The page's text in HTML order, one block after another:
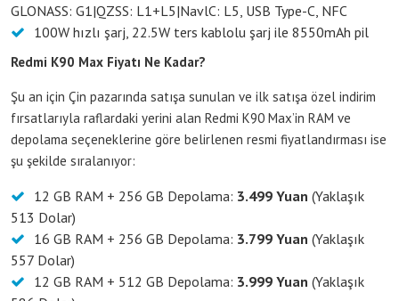
GLONASS: G1|QZSS: L1+L5|NavlC: L5, USB Type-C, NFC
100W hızlı şarj, 22.5W ters kablolu şarj ile 8550mAh pil
Redmi K90 Max Fiyatı Ne Kadar?
Şu an için Çin pazarında satışa sunulan ve ilk satışa özel indirim
fırsatlarıyla raflardaki yerini alan Redmi K90 Max’in RAM ve
depolama seçeneklerine göre belirlenen resmi fiyatlandırması ise
şu şekilde sıralanıyor:
12 GB RAM + 256 GB Depolama: 3.499 Yuan (Yaklaşık
513 Dolar)
16 GB RAM + 256 GB Depolama: 3.799 Yuan (Yaklaşık
557 Dolar)
12 GB RAM + 512 GB Depolama: 3.999 Yuan (Yaklaşık